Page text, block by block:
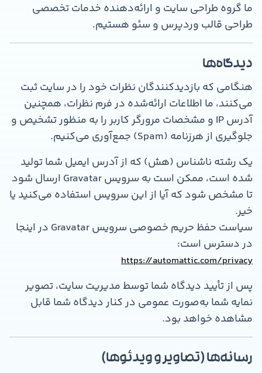
ما گروه طراحی سایت و ارائه‌دهنده خدمات تخصصی
طراحی قالب وردپرس و سئو هستیم.
دیدگاه‌ها
هنگامی که بازدیدکنندگان نظرات خود را در سایت ثبت
می‌کنند، ما اطلاعات ارائه‌شده در فرم نظرات، همچنین
آدرس IP و مشخصات مرورگر کاربر را به منظور تشخیص و
جلوگیری از هرزنامه (Spam) جمع‌آوری می‌کنیم.
یک رشته ناشناس (هش) که از آدرس ایمیل شما تولید
شده است، ممکن است به سرویس Gravatar ارسال شود
تا مشخص شود که آیا از این سرویس استفاده می‌کنید یا
خیر.
سیاست حفظ حریم خصوصی سرویس Gravatar در اینجا
در دسترس است:
https://automattic.com/privacy
پس از تأیید دیدگاه شما توسط مدیریت سایت، تصویر
نمایه شما به‌صورت عمومی در کنار دیدگاه شما قابل
مشاهده خواهد بود.
رسانه‌ها (تصاویر و ویدئوها)